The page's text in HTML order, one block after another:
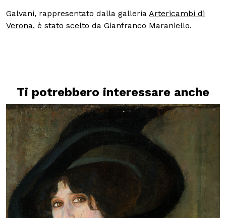
Galvani, rappresentato dalla galleria Artericambi di
Verona, è stato scelto da Gianfranco Maraniello.
Ti potrebbero interessare anche